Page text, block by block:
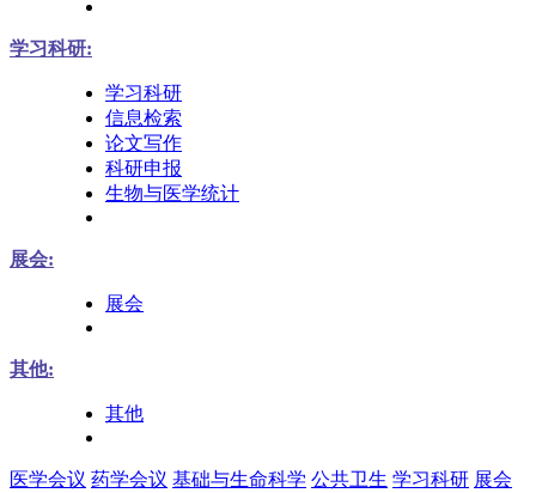
学习科研:
学习科研
信息检索
论文写作
科研申报
生物与医学统计
展会:
展会
其他:
其他
医学会议 药学会议 基础与生命科学 公共卫生 学习科研 展会